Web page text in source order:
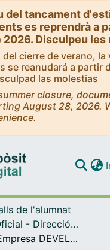
del tancament
es reprendrà a
2026. Disculpeu les
cierre de verano, la
se reanudará a partir
las molestias
closure,
August 28, 2026.
Navega
Com
de l'alumnat
Màster Oficial - Direcció d'Empreses de l'Esport
Plan de Empresa DEVELITFIT S.L.